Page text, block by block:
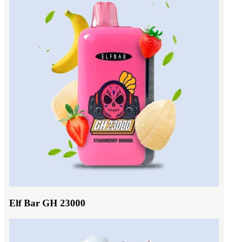
Elf Bar GH 23000